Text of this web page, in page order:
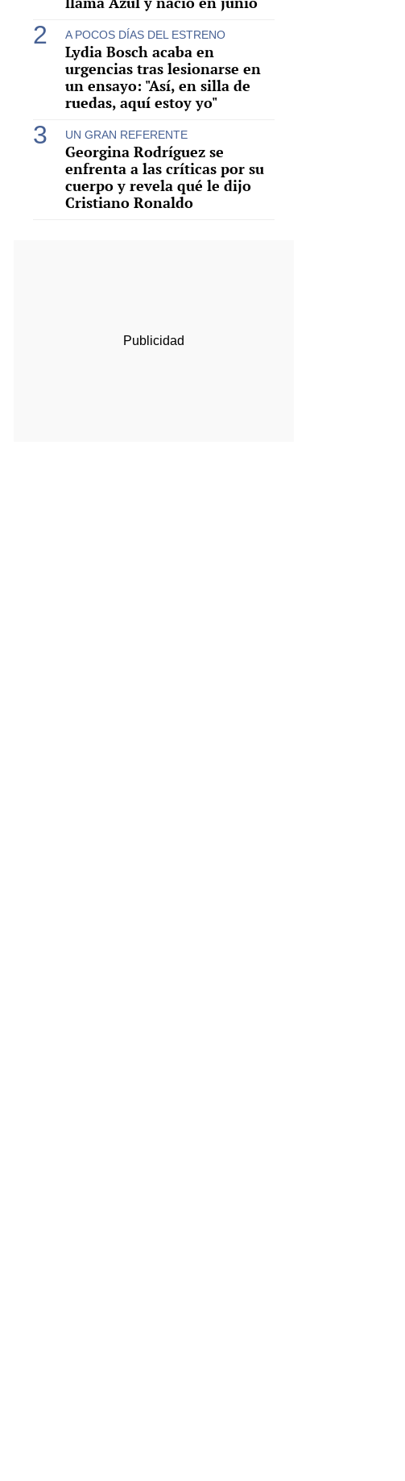
A POCOS DÍAS DEL ESTRENO
Lydia Bosch acaba en
urgencias tras lesionarse en
un ensayo: "Así, en silla de
ruedas, aquí estoy yo"
UN GRAN REFERENTE
Georgina Rodríguez se
enfrenta a las críticas por su
cuerpo y revela qué le dijo
Cristiano Ronaldo